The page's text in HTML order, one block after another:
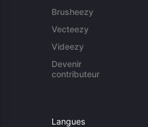
Brusheezy
Vecteezy
Videezy
Devenir
contributeur
Langues